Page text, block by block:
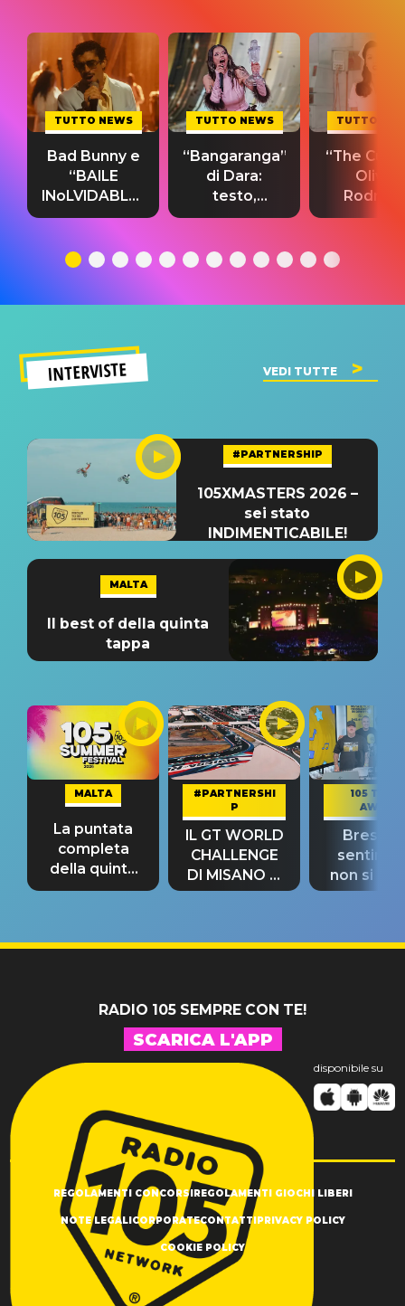
TUTTO NEWS
Bad Bunny e
“BAILE
INoLVIDABLE”:
testo,
significato
TUTTO NEWS
“Bangaranga”
di Dara:
testo,
traduzione e
del singolo
TUTTO
“The
Olivia
testo,
INTERVISTE VEDI TUTTE
#PARTNERSHIP
105XMASTERS 2026 –
sei stato
INDIMENTICABILE!
MALTA
Il best of della quinta
tappa
MALTA
La puntata
completa
della quinta
tappa
#PARTNERSHI
P
IL GT WORLD
CHALLENGE
DI MISANO si
riconferma
105 TAKE
AWAY
Bresh:
non si
fino alla
RADIO 105 SEMPRE CON TE!
SCARICA L'APP
disponibile su
REGOLAMENTI CONCORSIREGOLAMENTI GIOCHI LIBERI
NOTE LEGALICORPORATECONTATTIPRIVACY POLICY
COOKIE POLICY